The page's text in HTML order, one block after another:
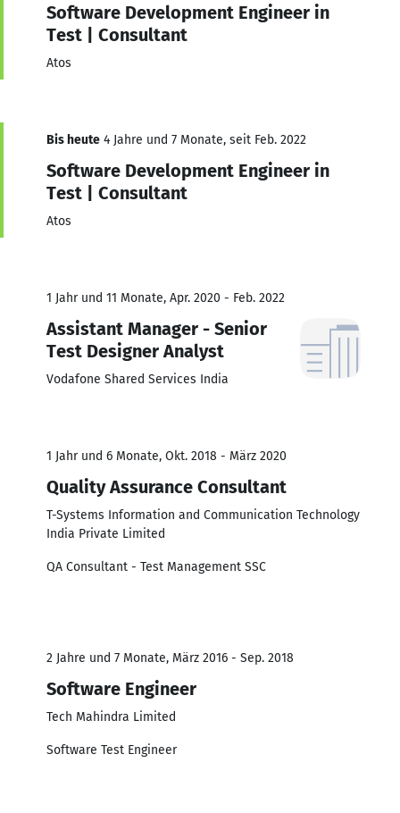
Software Development Engineer in
Test | Consultant
Atos
Bis heute 4 Jahre und 7 Monate, seit Feb. 2022
Software Development Engineer in
Test | Consultant
Atos
1 Jahr und 11 Monate, Apr. 2020 - Feb. 2022
Assistant Manager - Senior
Test Designer Analyst
Vodafone Shared Services India
1 Jahr und 6 Monate, Okt. 2018 - März 2020
Quality Assurance Consultant
T-Systems Information and Communication Technology
India Private Limited
QA Consultant - Test Management SSC
2 Jahre und 7 Monate, März 2016 - Sep. 2018
Software Engineer
Tech Mahindra Limited
Software Test Engineer